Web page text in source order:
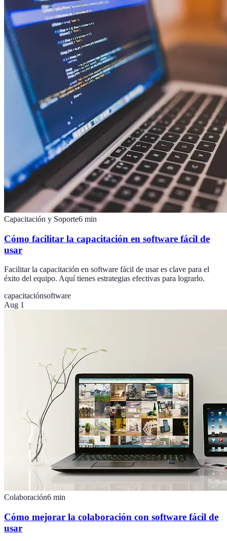
Capacitación y Soporte6 min
Cómo facilitar la capacitación en software fácil de
usar
Facilitar la capacitación en software fácil de usar es clave para el
éxito del equipo. Aquí tienes estrategias efectivas para lograrlo.
capacitaciónsoftware
Aug 1
Colaboración6 min
Cómo mejorar la colaboración con software fácil de
usar